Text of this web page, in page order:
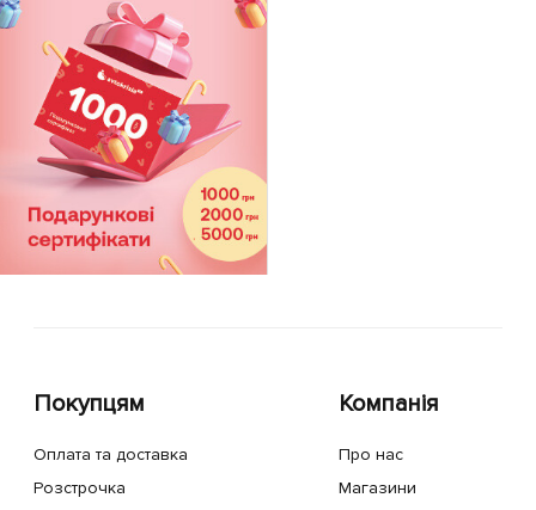
Покупцям
Оплата та доставка
Розстрочка
Компанія
Про нас
Магазини